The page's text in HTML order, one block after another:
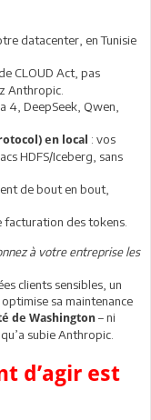
datacenter, en Tunisie
CLOUD Act, pas
Anthropic.
4, DeepSeek, Qwen,
en local : vos
HDFS/Iceberg, sans
de bout en bout,
facturation des tokens.
à votre entreprise les
clients sensibles, un
sa maintenance
de Washington– ni
subie Anthropic.
d’agir est